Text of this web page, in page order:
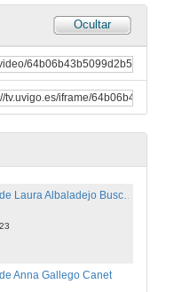
Ocultar
Intervención de Maider Arozena. Quenda de cuestións
Intervención de Laura Albaladejo Buscarons
Intervención de Laura Albaladejo Buscarons. Quenda de cuestións
Anna Gallego Canet